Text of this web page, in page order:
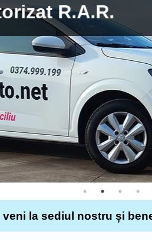
R.A.R.
veni la sediul nostru și